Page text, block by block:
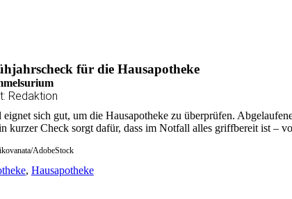
für die Hausapotheke
Redaktion
sich gut, um die Hausapotheke zu überprüfen.
kurzer Check sorgt dafür, dass im Notfall alles griffbereit ist –
AdobeStock
, Hausapotheke